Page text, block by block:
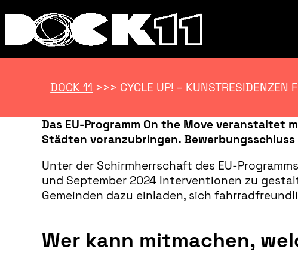
DOCK 11 >>> CYCLE UP! – KUNSTRESIDENZEN
Das EU-Programm On the Move veranstaltet
Städten voranzubringen.
Unter der Schirmherrschaft des EU-
und September 2024 Interventionen zu
Gemeinden dazu einladen, sich
Wer kann mitmachen,